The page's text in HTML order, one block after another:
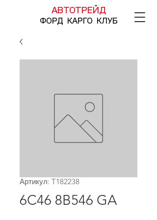
АВТОТРЕЙД
ФОРД КАРГО КЛУБ
Артикул: T182238
6C46 8B546 GA